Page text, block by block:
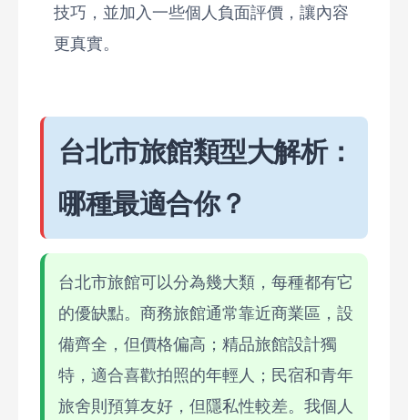
技巧，並加入一些個人負面評價，讓內容
更真實。
台北市旅館類型大解析：
哪種最適合你？
台北市旅館可以分為幾大類，每種都有它
的優缺點。商務旅館通常靠近商業區，設
備齊全，但價格偏高；精品旅館設計獨
特，適合喜歡拍照的年輕人；民宿和青年
旅舍則預算友好，但隱私性較差。我個人